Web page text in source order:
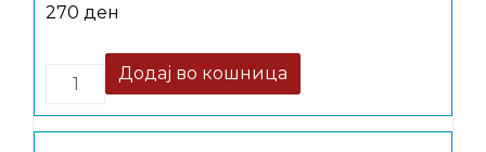
270 ден
Quantity
Додај во кошница